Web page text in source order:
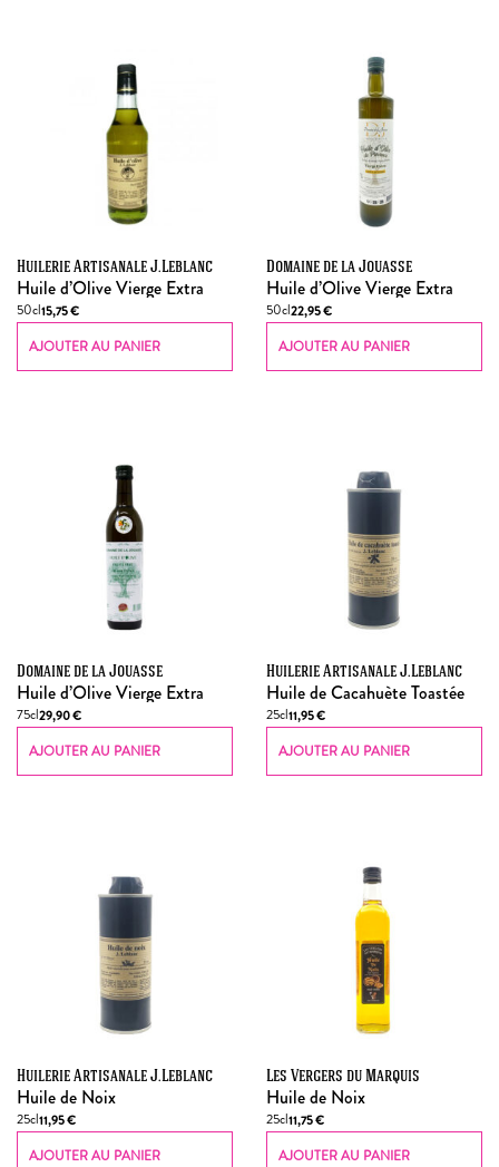
Huilerie Artisanale J.Leblanc
Huile d’Olive Vierge Extra
50cl15,75€
AJOUTER AU PANIER
Domaine de la Jouasse
Huile d’Olive Vierge Extra
50cl22,95€
AJOUTER AU PANIER
Domaine de la Jouasse
Huile d’Olive Vierge Extra
75cl29,90€
AJOUTER AU PANIER
Huilerie Artisanale J.Leblanc
Huile de Cacahuète Toastée
25cl11,95€
AJOUTER AU PANIER
Huilerie Artisanale J.Leblanc
Huile de Noix
25cl11,95€
AJOUTER AU PANIER
Les Vergers du Marquis
Huile de Noix
25cl11,75€
AJOUTER AU PANIER